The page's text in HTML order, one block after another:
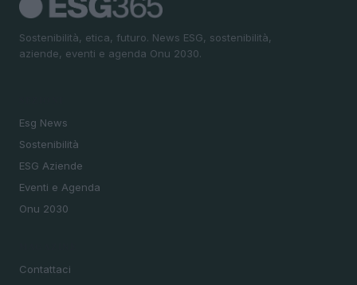
Sostenibilità, etica, futuro. News ESG, sostenibilità,
aziende, eventi e agenda Onu 2030.
Esg News
Sostenibilità
ESG Aziende
Eventi e Agenda
Onu 2030
Contattaci